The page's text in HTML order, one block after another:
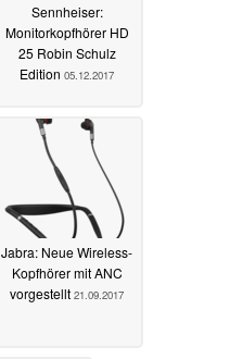
Sennheiser:
Monitorkopfhörer HD
25 Robin Schulz
Edition 05.12.2017
Jabra: Neue Wireless-
Kopfhörer mit ANC
vorgestellt 21.09.2017